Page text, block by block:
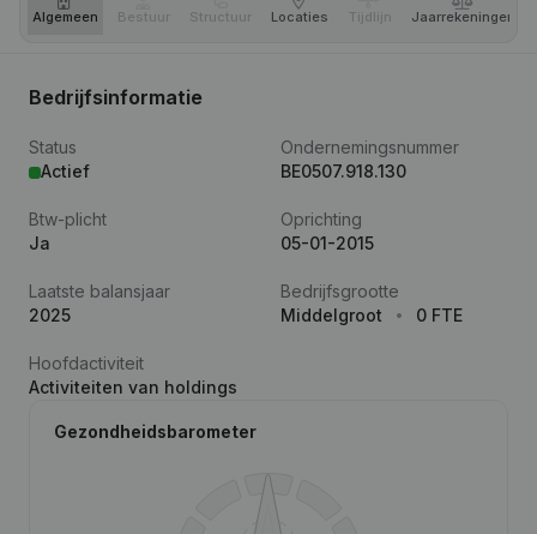
Algemeen Bestuur Structuur Locaties Tijdlijn Jaar­rekeningen
Bedrijfsinformatie
Status
Actief
Ondernemingsnummer
BE0507.918.130
Btw-plicht
Ja
Oprichting
05-01-2015
Laatste balansjaar
2025
Bedrijfsgrootte
Middelgroot
0 FTE
Hoofdactiviteit
Activiteiten van holdings
Gezondheidsbarometer